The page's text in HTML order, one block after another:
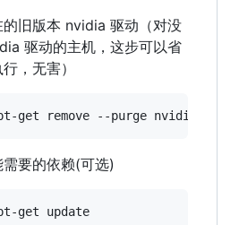
旧版本 nvidia 驱动（对没
驱动的主机，这步可以省
，无害）
要的依赖(可选)
get update